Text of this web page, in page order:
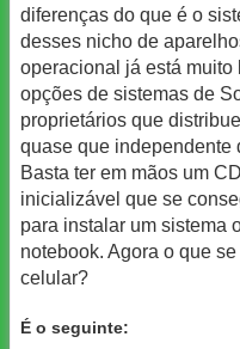
diferenças do que é o
desses nicho de
operacional já está muito
opções de sistemas de
proprietários que
quase que independente
Basta ter em mãos um
inicializável que se
para instalar um sistema
notebook. Agora o que
celular?
É o seguinte: